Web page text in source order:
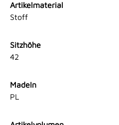
Artikelmaterial
Stoff
Sitzhöhe
42
MadeIn
PL